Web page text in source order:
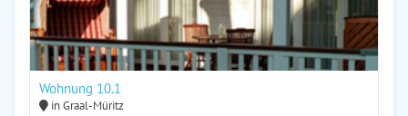
Wohnung 10.1
in Graal-Müritz